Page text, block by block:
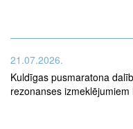
21.07.2026.
Kuldīgas pusmaratona
rezonanses izmeklējumiem